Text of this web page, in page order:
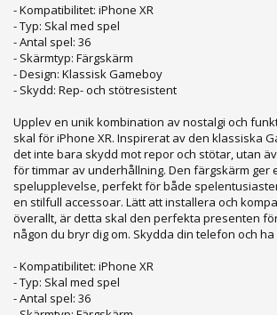
- Kompatibilitet: iPhone XR
- Typ: Skal med spel
- Antal spel: 36
- Skärmtyp: Färgskärm
- Design: Klassisk Gameboy
- Skydd: Rep- och stötresistent
Upplev en unik kombination av nostalgi och
skal för iPhone XR. Inspirerat av den klassiska
det inte bara skydd mot repor och stötar, utan
för timmar av underhållning. Den färgskärm ger
spelupplevelse, perfekt för både
en stilfull accessoar. Lätt att installera och
överallt, är detta skal den perfekta presenten
någon du bryr dig om. Skydda din telefon och ha
- Kompatibilitet: iPhone XR
- Typ: Skal med spel
- Antal spel: 36